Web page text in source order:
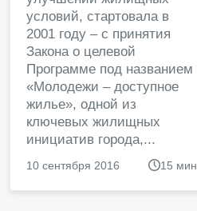
условий, стартовала в
2001 году – с принятия
Закона о целевой
Программе под названием
«Молодежи – доступное
жилье», одной из
ключевых жилищных
инициатив города,...
10 сентября 2016 15 мин.